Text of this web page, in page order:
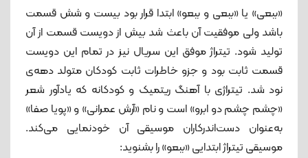
«ببعی» یا «ببعی و ببعو» ابتدا قرار بود بیست و شش قسمت
باشد ولی موفقیت آن باعث شد بیش از دویست قسمت از آن
تولید شود. تیتراژ موفق این سریال نیز در تمام این دویست
قسمت ثابت بود و جزو خاطرات ثابت کودکان متولد دهه‌ی
نود شد. تیتراژی با آهنگ ریتمیک و کودکانه که یادآور شعر
«چشم چشم دو ابرو» است و نام «آرش عمرانی» و «پویا صفا»
به‌عنوان دست‌اندرکاران موسیقی آن خودنمایی می‌کند.
موسیقی تیتراژ ابتدایی «ببعو» را بشنوید: